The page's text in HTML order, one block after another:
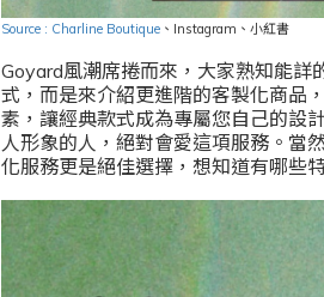
Source : Charline Boutique、 Instagram 、小紅書
Goyard風潮席捲而來，大家熟知能詳
式，而是來介紹更進階的客製化商品
素，讓經典款式成為專屬您自己的設
人形象的人，絕對會愛這項服務。當
化服務更是絕佳選擇，想知道有哪些